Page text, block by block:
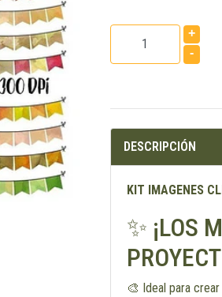
+
-
DESCRIPCIÓN
KIT IMAGENES
✨ ¡LOS
🎨 Ideal para